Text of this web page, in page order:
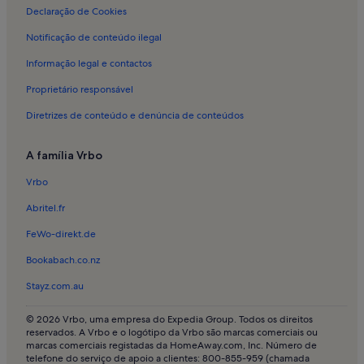
Alojamento para férias em Olaias
Alojamento para férias em Centro Comercial El Corte Inglés
Alojamento para férias em Atrium Saldanha
Alojamento para férias em Areeiro
Alojamentos que aceitam animais de estimação em Lisboa
Alojamentos com piscina em Lisboa
Cabanas em Lisboa
Moradias de luxo em Lisboa
Declaração de Cookies
Notificação de conteúdo ilegal
Informação legal e contactos
Proprietário responsável
Diretrizes de conteúdo e denúncia de conteúdos
A família Vrbo
Vrbo
Abritel.fr
FeWo-direkt.de
Bookabach.co.nz
Stayz.com.au
© 2026 Vrbo, uma empresa do Expedia Group. Todos os direitos
reservados. A Vrbo e o logótipo da Vrbo são marcas comerciais ou
marcas comerciais registadas da HomeAway.com, Inc. Número de
telefone do serviço de apoio a clientes: 800-855-959 (chamada